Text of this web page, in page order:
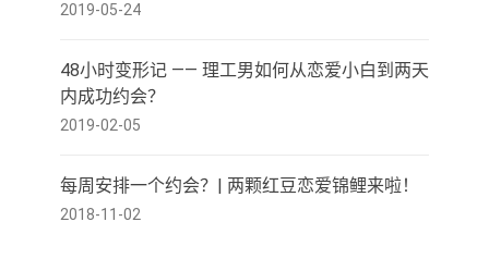
2019-05-24
48小时变形记 —— 理工男如何从恋爱小白到两天
内成功约会？
2019-02-05
每周安排一个约会？| 两颗红豆恋爱锦鲤来啦！
2018-11-02